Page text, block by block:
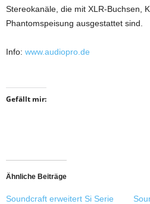
Stereokanäle, die mit XLR-Buchsen,
Phantomspeisung ausgestattet sind.
Info: www.audiopro.de
Gefällt mir:
Ähnliche Beiträge
Soundcraft erweitert Si Serie